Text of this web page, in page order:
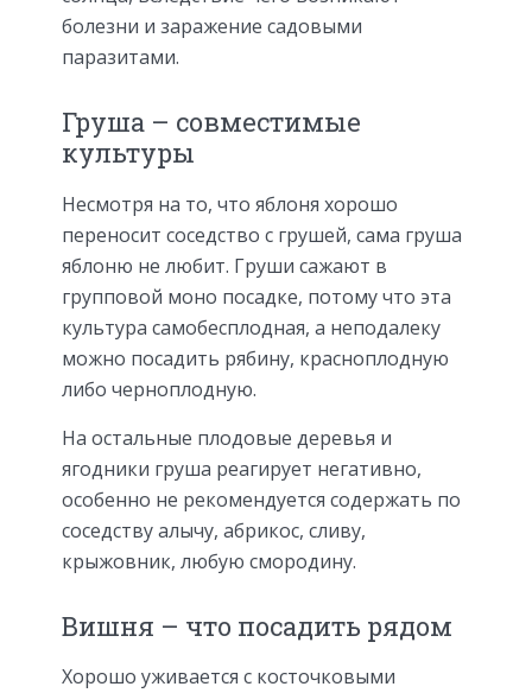
болезни и заражение садовыми
паразитами.
Груша – совместимые
культуры
Несмотря на то, что яблоня хорошо
переносит соседство с грушей, сама груша
яблоню не любит. Груши сажают в
групповой моно посадке, потому что эта
культура самобесплодная, а неподалеку
можно посадить рябину, красноплодную
либо черноплодную.
На остальные плодовые деревья и
ягодники груша реагирует негативно,
особенно не рекомендуется содержать по
соседству алычу, абрикос, сливу,
крыжовник, любую смородину.
Вишня – что посадить рядом
Хорошо уживается с косточковыми